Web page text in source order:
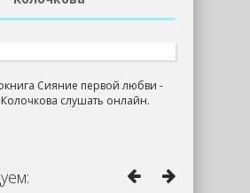
Сияние первой любви -
слушать онлайн.